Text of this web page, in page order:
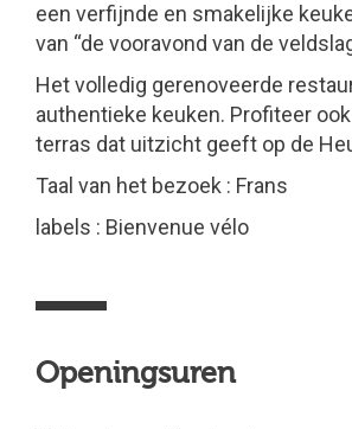
een verfijnde en smakelijke
van “de vooravond van de
Het volledig gerenoveerde
authentieke keuken. Profiteer
terras dat uitzicht geeft op de
Taal van het bezoek : Frans
labels : Bienvenue vélo
Openingsuren